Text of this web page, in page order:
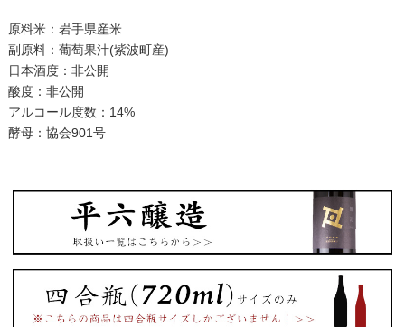
原料米：岩手県産米
副原料：葡萄果汁(紫波町産)
日本酒度：非公開
酸度：非公開
アルコール度数：14%
酵母：協会901号